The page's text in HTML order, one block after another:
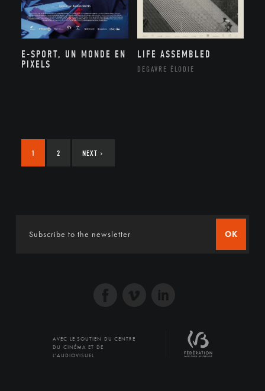
E-SPORT, UN MONDE EN
PIXELS
LIFE ASSEMBLED
DEGAVRE ÉLODIE
1 2 NEXT ›
OK
AVEC LE SOUTIEN DU CENTRE
DU CINÉMA ET DE
L'AUDIOVISUEL